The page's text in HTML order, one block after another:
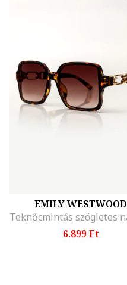
EMILY WESTWOOD
6.899 Ft